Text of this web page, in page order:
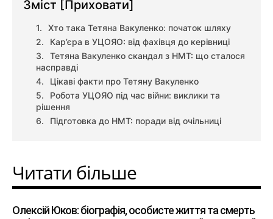
Зміст [Приховати]
Хто така Тетяна Вакуленко: початок шляху
Кар’єра в УЦОЯО: від фахівця до керівниці
Тетяна Вакуленко скандал з НМТ: що сталося
насправді
Цікаві факти про Тетяну Вакуленко
Робота УЦОЯО під час війни: виклики та
рішення
Підготовка до НМТ: поради від очільниці
Читати більше
Олексій Юков: біографія, особисте життя та смерть